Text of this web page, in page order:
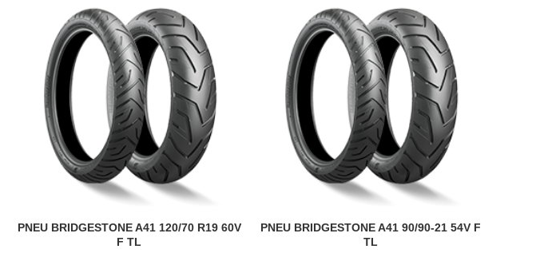
ADICIONAR
PNEU BRIDGESTONE A41 120/70 R19 60V
F TL
ADICIONAR
PNEU BRIDGESTONE A41 90/90-21 54V F
TL